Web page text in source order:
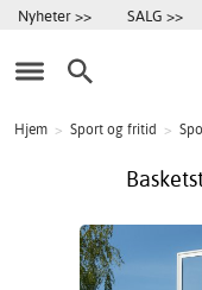
Nyheter >> SALG >>
Hjem > Sport og fritid >